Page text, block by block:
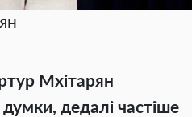
Мхітарян
дедалі частіше